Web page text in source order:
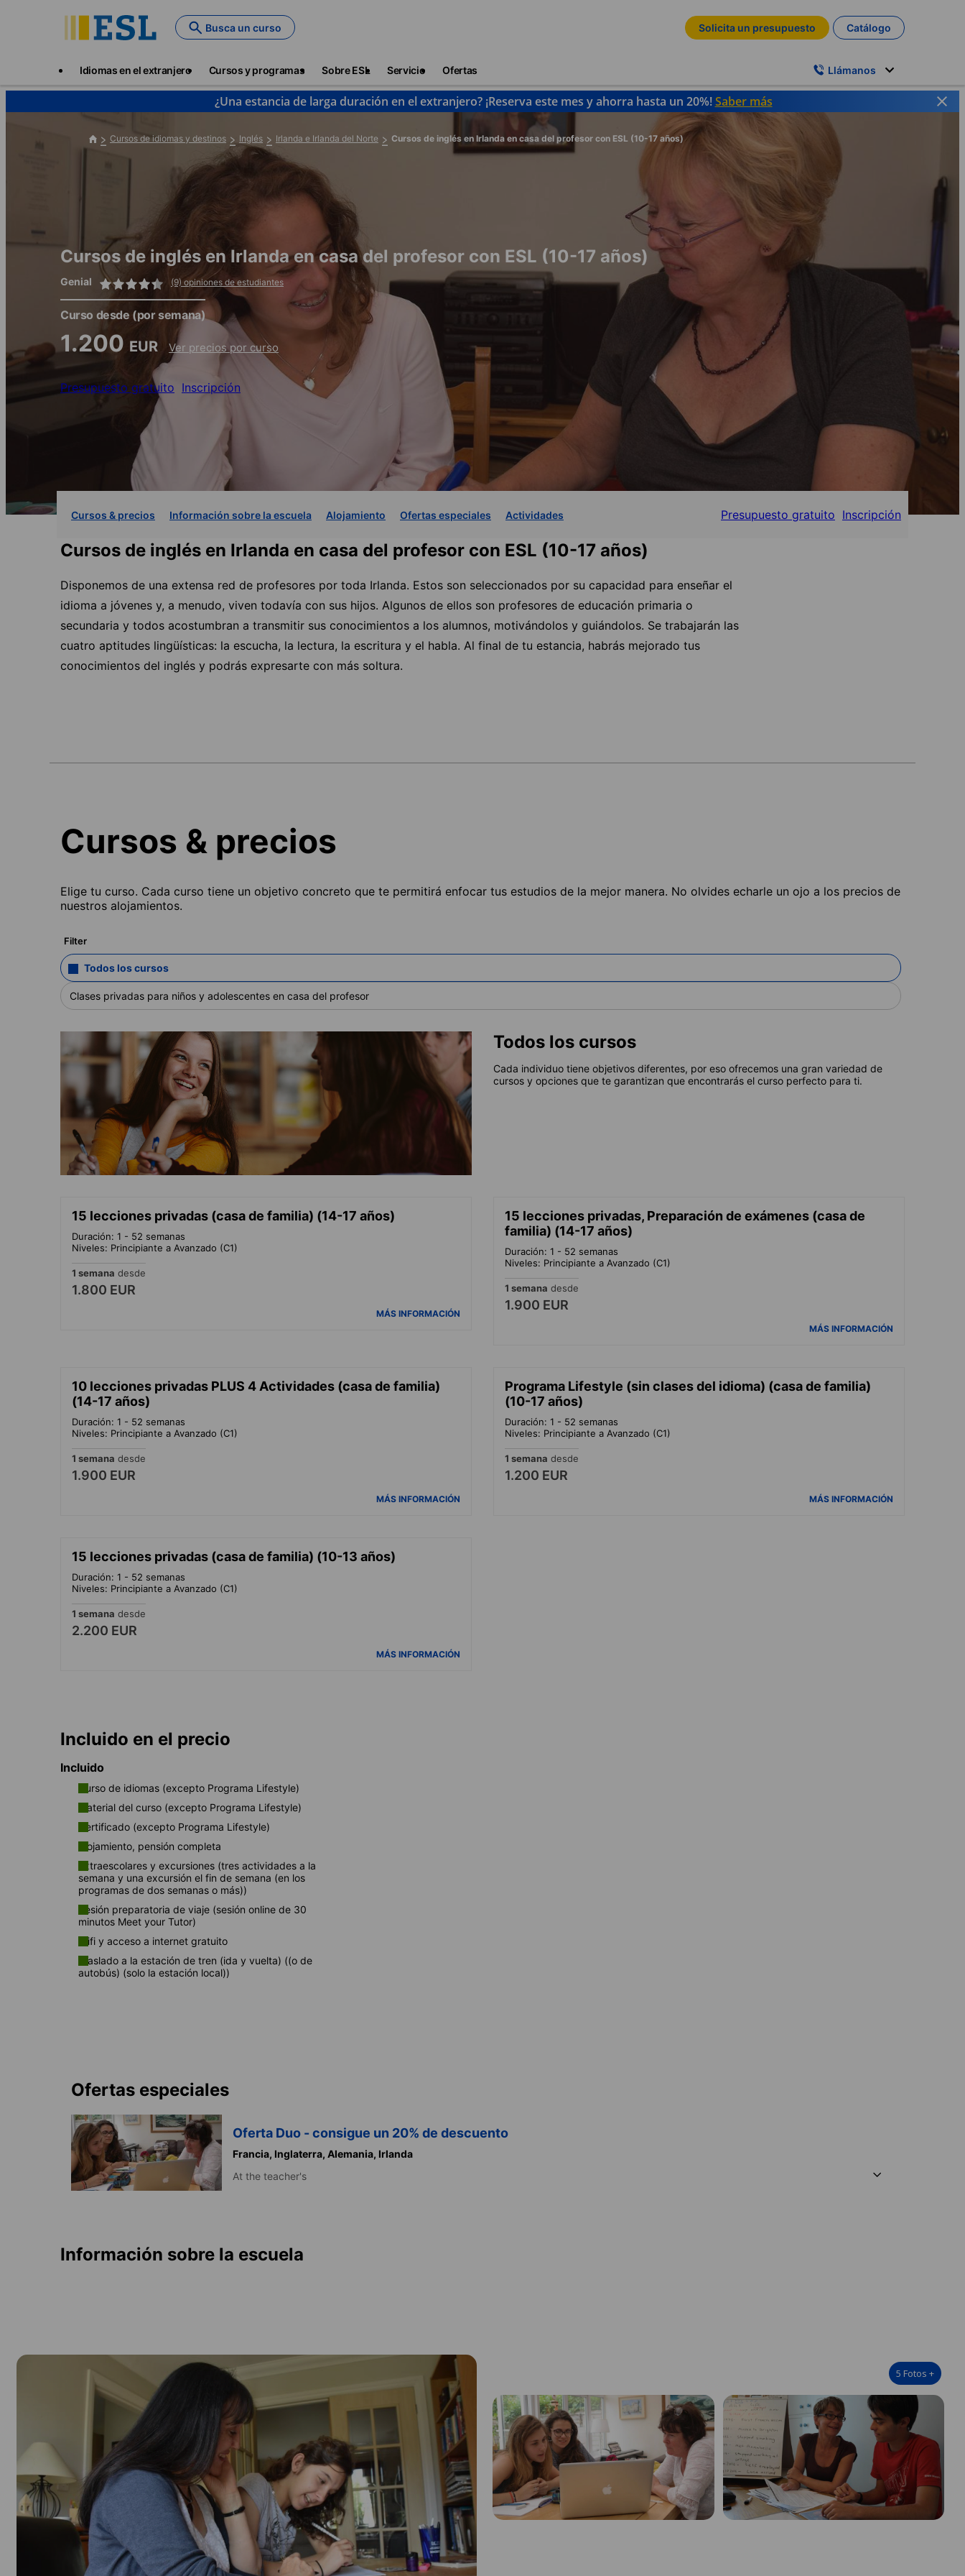
Busca un curso Solicita un presupuesto Catálogo
Idiomas en el extranjero Cursos y programas Sobre ESL Servicio Ofertas Llámanos
¿Una estancia de larga duración en el extranjero? ¡Reserva este mes y ahorra hasta un 20%!Saber más
Cursos de idiomas y destinos Inglés Irlanda e Irlanda del Norte Cursos de inglés en Irlanda en casa del profesor con ESL (10-17 años)
Cursos de inglés en Irlanda en casa del profesor con ESL (10-17 años)
Genial (9) opiniones de estudiantes
Curso desde (por semana)
1.200 EUR Ver precios por curso
Presupuesto gratuito Inscripción
Cursos & precios Información sobre la escuela Alojamiento Ofertas especiales Actividades Presupuesto gratuito Inscripción
Cursos de inglés en Irlanda en casa del profesor con ESL (10-17 años)
Disponemos de una extensa red de profesores por toda Irlanda. Estos son seleccionados por su capacidad para enseñar el
idioma a jóvenes y, a menudo, viven todavía con sus hijos. Algunos de ellos son profesores de educación primaria o
secundaria y todos acostumbran a transmitir sus conocimientos a los alumnos, motivándolos y guiándolos. Se trabajarán las
cuatro aptitudes lingüísticas: la escucha, la lectura, la escritura y el habla. Al final de tu estancia, habrás mejorado tus
conocimientos del inglés y podrás expresarte con más soltura.
Cursos & precios
Elige tu curso. Cada curso tiene un objetivo concreto que te permitirá enfocar tus estudios de la mejor manera. No olvides echarle un ojo a los precios de
nuestros alojamientos.
Filter
Todos los cursos
Clases privadas para niños y adolescentes en casa del profesor
Todos los cursos
Cada individuo tiene objetivos diferentes, por eso ofrecemos una gran variedad de
cursos y opciones que te garantizan que encontrarás el curso perfecto para ti.
15 lecciones privadas (casa de familia) (14-17 años)
Duración: 1 - 52 semanas
Niveles: Principiante a Avanzado (C1)
1 semana desde
1.800 EUR
MÁS INFORMACIÓN
15 lecciones privadas, Preparación de exámenes (casa de
familia) (14-17 años)
Duración: 1 - 52 semanas
Niveles: Principiante a Avanzado (C1)
1 semana desde
1.900 EUR
MÁS INFORMACIÓN
10 lecciones privadas PLUS 4 Actividades (casa de familia)
(14-17 años)
Duración: 1 - 52 semanas
Niveles: Principiante a Avanzado (C1)
1 semana desde
1.900 EUR
MÁS INFORMACIÓN
Programa Lifestyle (sin clases del idioma) (casa de familia)
(10-17 años)
Duración: 1 - 52 semanas
Niveles: Principiante a Avanzado (C1)
1 semana desde
1.200 EUR
MÁS INFORMACIÓN
15 lecciones privadas (casa de familia) (10-13 años)
Duración: 1 - 52 semanas
Niveles: Principiante a Avanzado (C1)
1 semana desde
2.200 EUR
MÁS INFORMACIÓN
Incluido en el precio
Incluido
Curso de idiomas (excepto Programa Lifestyle)
Material del curso (excepto Programa Lifestyle)
Certificado (excepto Programa Lifestyle)
Alojamiento, pensión completa
Extraescolares y excursiones (tres actividades a la
semana y una excursión el fin de semana (en los
programas de dos semanas o más))
Sesión preparatoria de viaje (sesión online de 30
minutos Meet your Tutor)
Wifi y acceso a internet gratuito
Traslado a la estación de tren (ida y vuelta) ((o de
autobús) (solo la estación local))
Ofertas especiales
Oferta Duo - consigue un 20% de descuento
Francia, Inglaterra, Alemania, Irlanda
At the teacher's
Información sobre la escuela
5 Fotos +